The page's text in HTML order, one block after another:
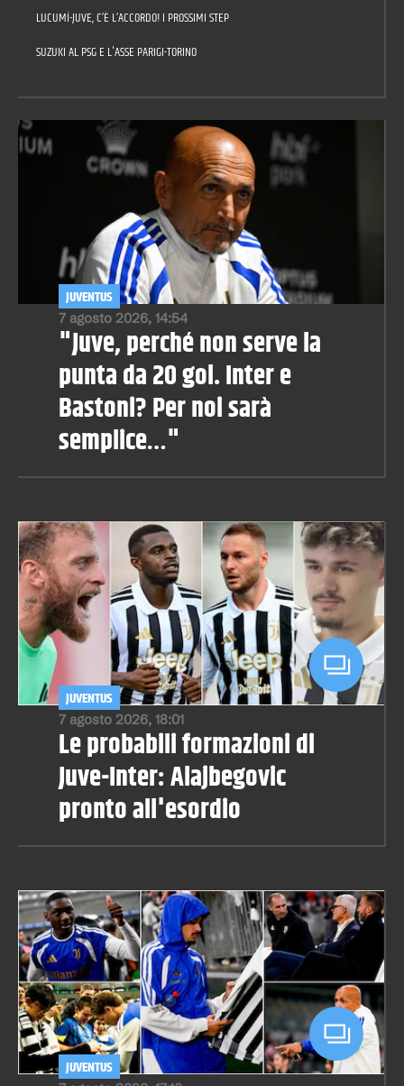
LUCUMÍ-JUVE, C’È L’ACCORDO! I PROSSIMI STEP
SUZUKI AL PSG E L'ASSE PARIGI-TORINO
7 agosto 2026, 14:54
JUVENTUS
"Juve, perché non serve la
punta da 20 gol. Inter e
Bastoni? Per noi sarà
semplice…"
7 agosto 2026, 18:01
JUVENTUS
Le probabili formazioni di
Juve-Inter: Alajbegovic
pronto all'esordio
JUVENTUS